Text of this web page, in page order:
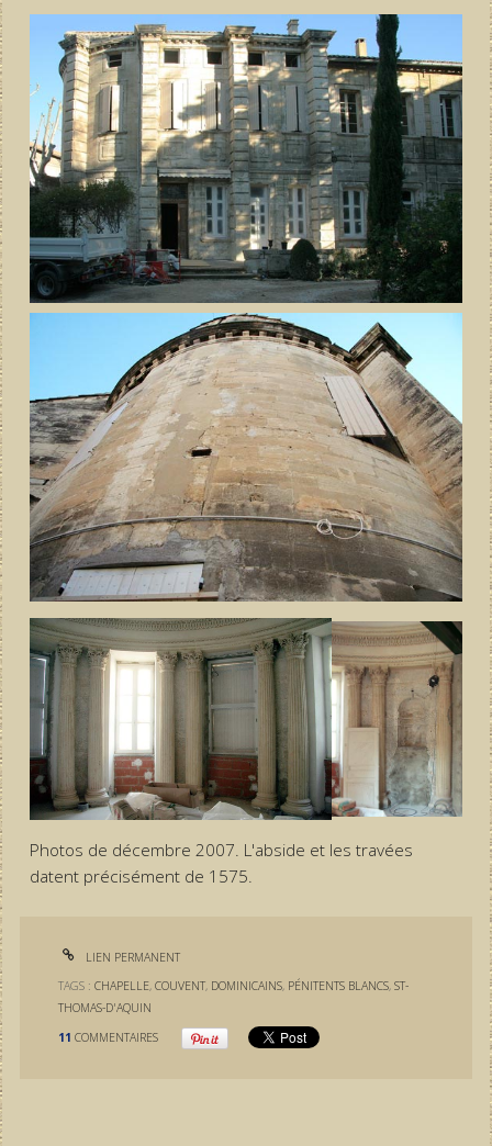
Photos de décembre 2007. L'abside et les travées
datent précisément de 1575.
LIEN PERMANENT
TAGS :CHAPELLE,COUVENT, DOMINICAINS, PÉNITENTS BLANCS,ST-
THOMAS-D'AQUIN
11 COMMENTAIRES